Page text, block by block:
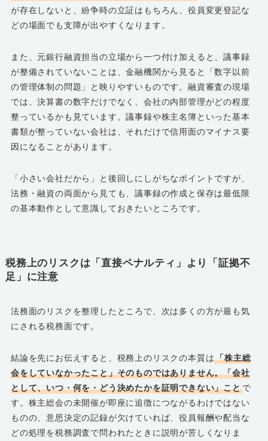
が存在しないと、紛争時の立証はもちろん、役員変更登記な
どの場面でも支障が出やすくなります。
また、元銀行融資担当の立場から一つ付け加えると、議事録
が整備されていないことは、金融機関から見ると「数字以前
の管理体制の問題」と映りやすいものです。融資審査の現場
では、決算書の数字だけでなく、会社の内部管理がどの程度
整っているかも見ています。議事録や株主名簿といった基本
書類が整っていない会社は、それだけで信用面のマイナス要
因になることがあります。
「小さい会社だから」と後回しにしがちなポイントですが、
法務・融資の両面から見ても、議事録の作成と保存は最低限
の基本動作として意識しておきたいところです。
税務上のリスクは「直接ペナルティ」より「証拠不
足」に注意
法務面のリスクを整理したところで、次は多くの方が最も気
にされる税務面です。
結論を先にお伝えすると、税務上のリスクの本質は「株主総
会をしていなかったこと」そのものではありません。「会社
として、いつ・何を・どう決めたかを証明できない」ことで
す。株主総会の未開催が即座に追徴につながるわけではない
ものの、意思決定の記録が欠けていれば、役員報酬や配当な
どの処理を税務調査で問われたときに説明が苦しくなりま